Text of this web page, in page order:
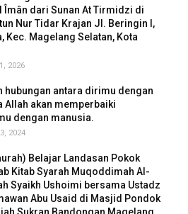
Îmân dari Sunan At Tirmidzi di
Nur Tidar Krajan Jl. Beringin I,
Kec. Magelang Selatan, Kota
2026
hubungan antara dirimu dengan
Allah akan memperbaiki
dengan manusia.
2024
Belajar Landasan Pokok
Kitab Syarah Muqoddimah Al-
Syaikh Ushoimi bersama Ustadz
Abu Usaid di Masjid Pondok
Sukran Bandongan Magelang